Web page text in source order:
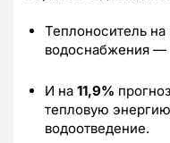
Теплоноситель
водоснабжения —
И на 11,9%
тепловую
водоотведение.